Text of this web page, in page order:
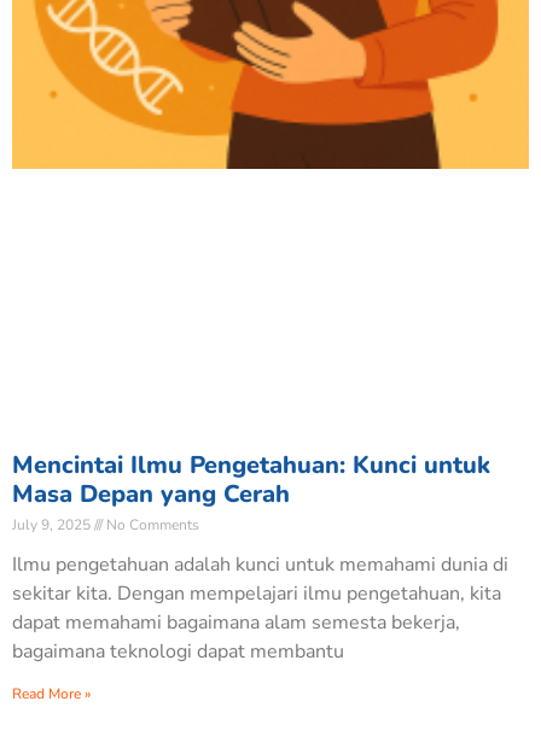
Mencintai Ilmu Pengetahuan: Kunci untuk
Masa Depan yang Cerah
July 9, 2025 No Comments
Ilmu pengetahuan adalah kunci untuk memahami dunia di
sekitar kita. Dengan mempelajari ilmu pengetahuan, kita
dapat memahami bagaimana alam semesta bekerja,
bagaimana teknologi dapat membantu
Read More »